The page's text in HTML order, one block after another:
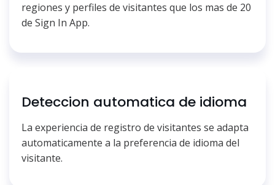
regiones y perfiles de visitantes que los mas de 20
de Sign In App.
Deteccion automatica de idioma
La experiencia de registro de visitantes se adapta
automaticamente a la preferencia de idioma del
visitante.